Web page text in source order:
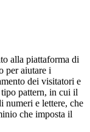
alla piattaforma di
per aiutare i
dei visitatori e
pattern, in cui il
numeri e lettere, che
che imposta il